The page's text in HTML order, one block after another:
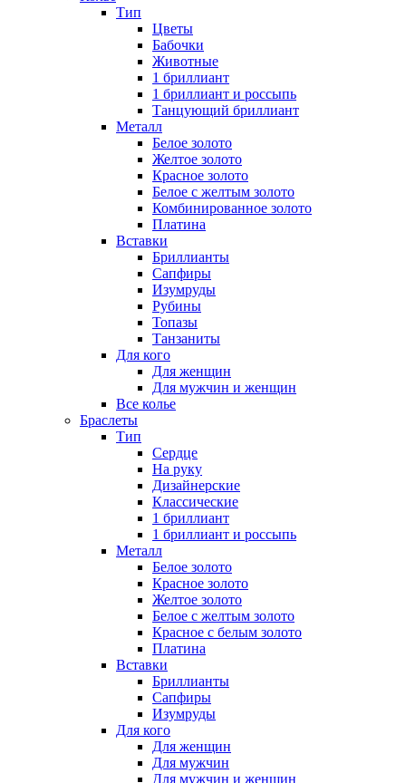
Тип
Цветы
Бабочки
Животные
1 бриллиант
1 бриллиант и россыпь
Танцующий бриллиант
Металл
Белое золото
Желтое золото
Красное золото
Белое с желтым золото
Комбинированное золото
Платина
Вставки
Бриллианты
Сапфиры
Изумруды
Рубины
Топазы
Танзаниты
Для кого
Для женщин
Для мужчин и женщин
Все колье
Браслеты
Тип
Сердце
На руку
Дизайнерские
Классические
1 бриллиант
1 бриллиант и россыпь
Металл
Белое золото
Красное золото
Желтое золото
Белое с желтым золото
Красное с белым золото
Платина
Вставки
Бриллианты
Сапфиры
Изумруды
Для кого
Для женщин
Для мужчин
Для мужчин и женщин